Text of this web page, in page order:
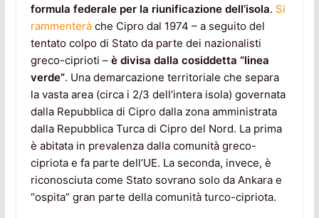
formula federale per la riunificazione dell’isola. Si
rammenteràche Cipro dal 1974 – a seguito del
tentato colpo di Stato da parte dei nazionalisti
greco-ciprioti – è divisa dalla cosiddetta “linea
verde”. Una demarcazione territoriale che separa
la vasta area (circa i 2/3 dell’intera isola) governata
dalla Repubblica di Cipro dalla zona amministrata
dalla Repubblica Turca di Cipro del Nord. La prima
è abitata in prevalenza dalla comunità greco-
cipriota e fa parte dell’UE. La seconda, invece, è
riconosciuta come Stato sovrano solo da Ankara e
“ospita” gran parte della comunità turco-cipriota.